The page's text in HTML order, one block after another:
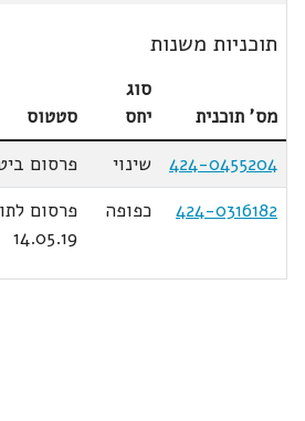
תוכניות משנות
מס' תוכנית
סוג
יחס
סטטוס
424-0455204
שינוי
פרסום ביטול
424-0316182
כפופה
פרסום
14.05.19